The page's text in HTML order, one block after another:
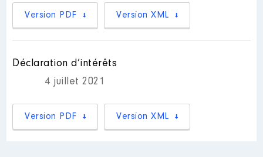
départemental et je ne prends
toute délibération relative à
cette association en Assemblée
Maison Forte │ De : 09/2020 à
Rémunération ou gratification
:
Version PDF Version XML
Déclaration d’intérêts
4 juillet 2021
Version PDF Version XML